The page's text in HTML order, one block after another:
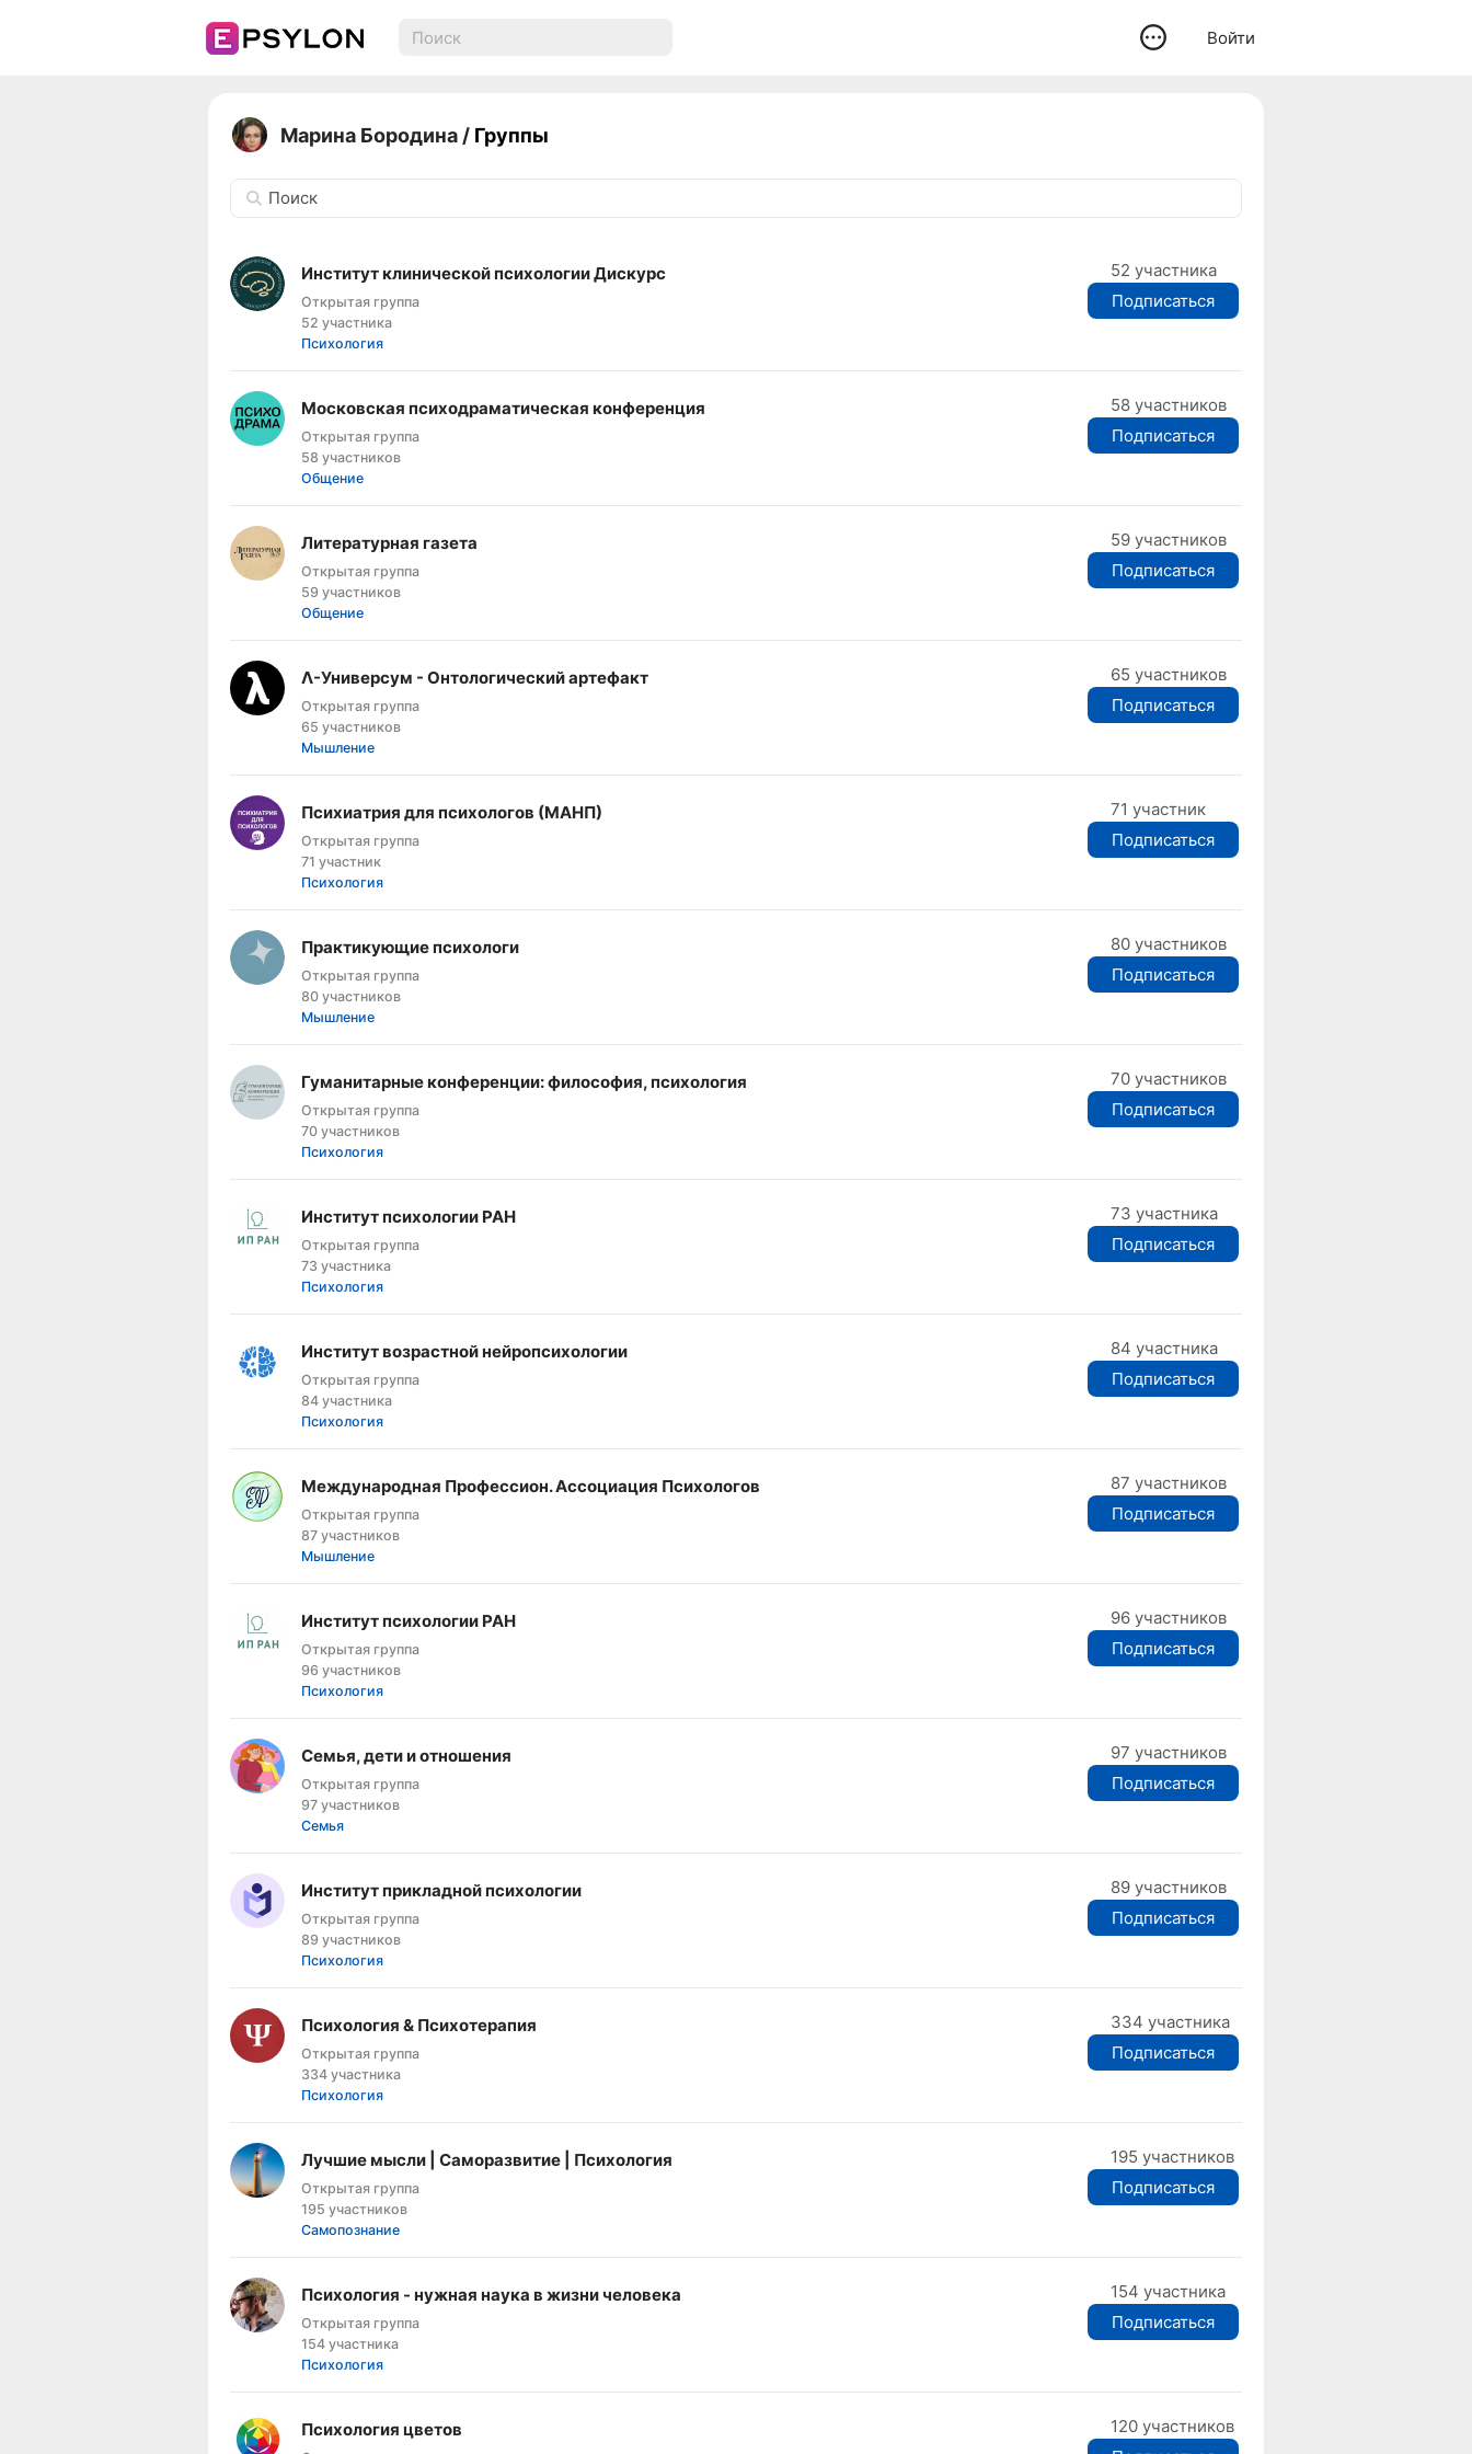
Войти
Марина Бородина / Группы
Поиск
Институт клинической психологии Дискурс
Открытая группа
52 участника
Психология
52 участника
Подписаться
Московская психодраматическая конференция
Открытая группа
58 участников
Общение
58 участников
Подписаться
Литературная газета
Открытая группа
59 участников
Общение
59 участников
Подписаться
Λ-Универсум - Онтологический артефакт
Открытая группа
65 участников
Мышление
65 участников
Подписаться
Психиатрия для психологов (МАНП)
Открытая группа
71 участник
Психология
71 участник
Подписаться
Практикующие психологи
Открытая группа
80 участников
Мышление
80 участников
Подписаться
Гуманитарные конференции: философия, психология
Открытая группа
70 участников
Психология
70 участников
Подписаться
Институт психологии РАН
Открытая группа
73 участника
Психология
73 участника
Подписаться
Институт возрастной нейропсихологии
Открытая группа
84 участника
Психология
84 участника
Подписаться
Международная Профессион. Ассоциация Психологов
Открытая группа
87 участников
Мышление
87 участников
Подписаться
Институт психологии РАН
Открытая группа
96 участников
Психология
96 участников
Подписаться
Семья, дети и отношения
Открытая группа
97 участников
Семья
97 участников
Подписаться
Институт прикладной психологии
Открытая группа
89 участников
Психология
89 участников
Подписаться
Психология & Психотерапия
Открытая группа
334 участника
Психология
334 участника
Подписаться
Лучшие мысли | Саморазвитие | Психология
Открытая группа
195 участников
Самопознание
195 участников
Подписаться
Психология - нужная наука в жизни человека
Открытая группа
154 участника
Психология
154 участника
Подписаться
Психология цветов
120 участников